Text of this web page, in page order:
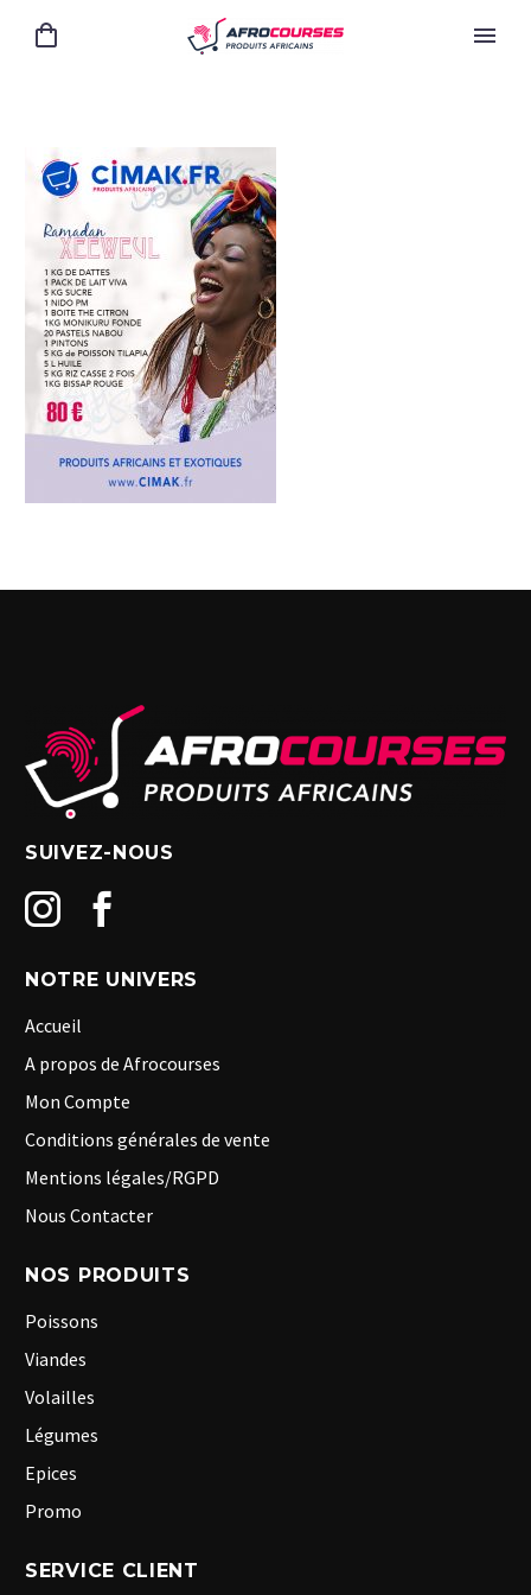
SUIVEZ-NOUS
NOTRE UNIVERS
Accueil
A propos de Afrocourses
Mon Compte
Conditions générales de vente
Mentions légales/RGPD
Nous Contacter
NOS PRODUITS
Poissons
Viandes
Volailles
Légumes
Epices
Promo
SERVICE CLIENT